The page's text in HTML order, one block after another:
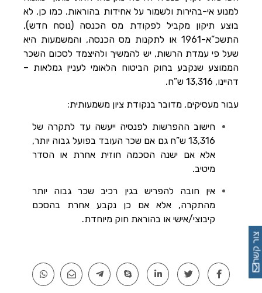
למנוע אי-בהירות ולשמור על אחידות בהוראות. כמו כן, לא
בוצע תיקון מקביל לפקודת מס הכנסה (נוסח חדש),
התשכ”א-1961 או לתקנות מס הכנסה, והמשמעות היא
שעל פי עמדת הרשות, יש להמשיך ולהיצמד לסכום השכר
הממוצע שנקבע בחוק הביטוח הלאומי לעניין גמלאות –
דהיינו, 13,316 ש”ח.
עבור מעסיקים, מדובר בנקודת ציון משמעותית:
חישוב ההפרשות לפנסיה ייעשה עד לתקרה של
13,316 ש”ח גם אם שכר העובד בפועל גבוה יותר,
אלא אם ישנה הסכמה חוזית אחרת או הסדר
מיטיב.
אין חובה להפריש בגין רכיב שכר גבוה יותר
מהתקרה, אלא אם כן נקבע אחרת בהסכם
קיבוצי/אישי או בהוראת חוק מיוחדת.
צור קשר